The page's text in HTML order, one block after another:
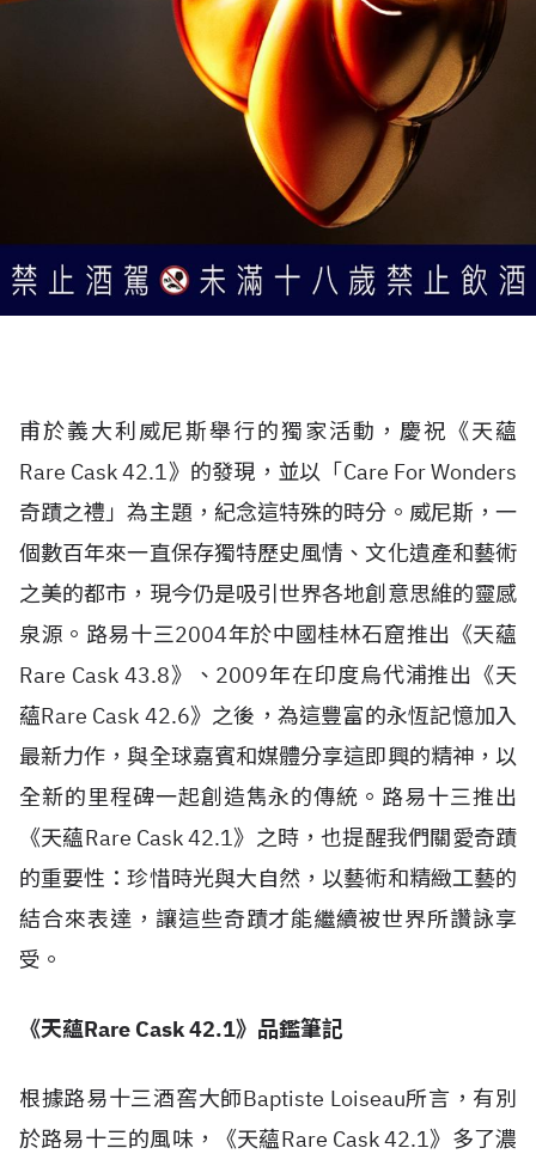
甫於義大利威尼斯舉行的獨家活動，慶祝《天蘊
Rare Cask 42.1》的發現，並以「Care For Wonders
奇蹟之禮」為主題，紀念這特殊的時分。威尼斯，一
個數百年來一直保存獨特歷史風情、文化遺產和藝術
之美的都市，現今仍是吸引世界各地創意思維的靈感
泉源。路易十三2004年於中國桂林石窟推出《天蘊
Rare Cask 43.8》、2009年在印度烏代浦推出《天
蘊Rare Cask 42.6》之後，為這豐富的永恆記憶加入
最新力作，與全球嘉賓和媒體分享這即興的精神，以
全新的里程碑一起創造雋永的傳統。路易十三推出
《天蘊Rare Cask 42.1》之時，也提醒我們關愛奇蹟
的重要性：珍惜時光與大自然，以藝術和精緻工藝的
結合來表達，讓這些奇蹟才能繼續被世界所讚詠享
受。
《天蘊Rare Cask 42.1》品鑑筆記
根據路易十三酒窖大師Baptiste Loiseau所言，有別
於路易十三的風味，《天蘊Rare Cask 42.1》多了濃